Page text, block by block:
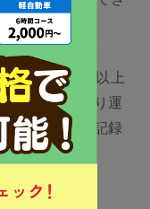
ば、50時間以上
事故やあおり運
景色などの記録